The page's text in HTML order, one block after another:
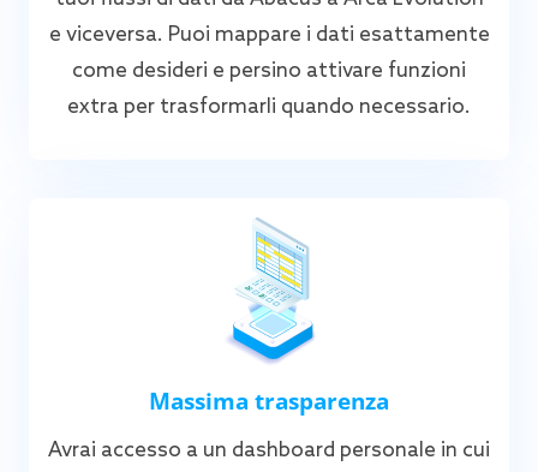
e viceversa. Puoi mappare i dati esattamente
come desideri e persino attivare funzioni
extra per trasformarli quando necessario.
Massima trasparenza
Avrai accesso a un dashboard personale in cui